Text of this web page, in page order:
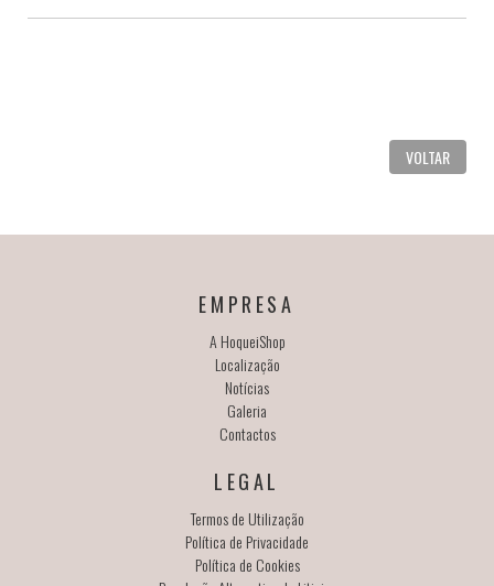
VOLTAR
EMPRESA
A HoqueiShop
Localização
Notícias
Galeria
Contactos
LEGAL
Termos de Utilização
Política de Privacidade
Política de Cookies